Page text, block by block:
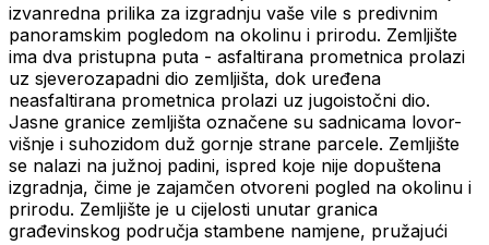
izvanredna prilika za izgradnju vaše vile s predivnim
panoramskim pogledom na okolinu i prirodu. Zemljište
ima dva pristupna puta - asfaltirana prometnica prolazi
uz sjeverozapadni dio zemljišta, dok uređena
neasfaltirana prometnica prolazi uz jugoistočni dio.
Jasne granice zemljišta označene su sadnicama lovor-
višnje i suhozidom duž gornje strane parcele. Zemljište
se nalazi na južnoj padini, ispred koje nije dopuštena
izgradnja, čime je zajamčen otvoreni pogled na okolinu i
prirodu. Zemljište je u cijelosti unutar granica
građevinskog područja stambene namjene, pružajući